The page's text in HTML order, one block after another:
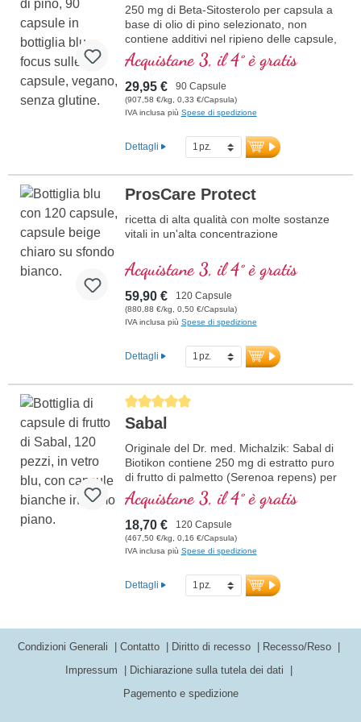
250 mg di Beta-Sitosterolo per capsula a
base di olio di pino selezionato, non
contiene additivi nel ripieno delle capsule,
senza Talco e senza biossido di silicio.
Acquistane 3, il 4° è gratis
29,95 € 90 Capsule
(907,58 €/kg, 0,33 €/Capsula)
IVA inclusa più Spese di spedizione
Dettagli
ProsCare Protect
ricetta di alta qualità con molte sostanze
vitali in un'alta concentrazione
Acquistane 3, il 4° è gratis
59,90 € 120 Capsule
(880,88 €/kg, 0,50 €/Capsula)
IVA inclusa più Spese di spedizione
Dettagli
Average rating of 5 out of 5 stars
Sabal
Originale del Dr. med. Michalzik: Sabal di
Biotikon contiene 250 mg di estratto puro
di frutto di palmetto (Serenoa repens) per
capsula. L'estratto altamente concentrato
è ottenuto attraverso un processo delicato
per preservare le proprietà naturali del
frutto. Libero da qualsiasi additivo e
confezionato in un sigillo privo di
integratore alimentare naturale. Prodotto
in Germania secondo gli standard di
Acquistane 3, il 4° è gratis
18,70 € 120 Capsule
(467,50 €/kg, 0,16 €/Capsula)
IVA inclusa più Spese di spedizione
Dettagli
Condizioni Generali Contatto Diritto di recesso
Recesso/Reso
Impressum
Dichiarazione sulla tutela dei dati
Pagemento e spedizione